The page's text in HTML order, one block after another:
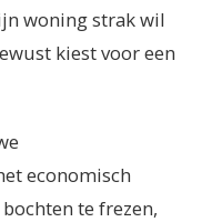
woning strak wil
kiest voor een
economisch
te frezen,